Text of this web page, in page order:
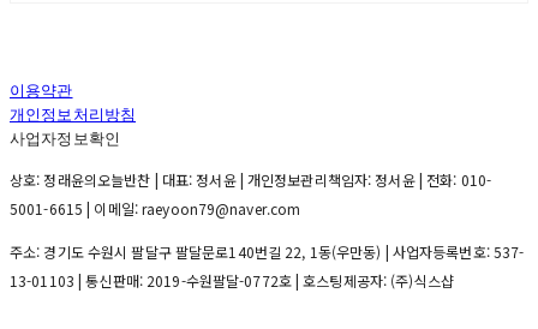
이용약관
개인정보처리방침
사업자정보확인
상호: 정래윤의오늘반찬 | 대표: 정서윤 | 개인정보관리책임자: 정서윤 | 전화: 010-
5001-6615 | 이메일: raeyoon79@naver.com
주소: 경기도 수원시 팔달구 팔달문로140번길 22, 1동(우만동) | 사업자등록번호:537-
13-01103 | 통신판매: 2019-수원팔달-0772호| 호스팅제공자: (주)식스샵